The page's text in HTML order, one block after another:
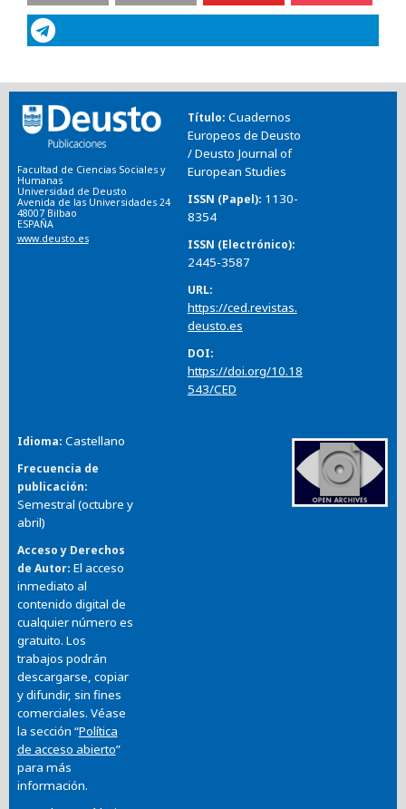
Facultad de Ciencias Sociales y
Humanas
Universidad de Deusto
Avenida de las Universidades 24
48007 Bilbao
ESPAÑA
www.deusto.es
Título Cuadernos
Europeos de Deusto
/ Deusto Journal of
European Studies
ISSN (Papel) 1130-
8354
ISSN (Electrónico)
2445-3587
URL
https://ced.revistas.
deusto.es
DOI
https://doi.org/10.18
543/CED
Idioma Castellano
Frecuencia de
publicación
Semestral (octubre y
abril)
Acceso y Derechos
de Autor El acceso
inmediato al
contenido digital de
cualquier número es
gratuito. Los
trabajos podrán
descargarse, copiar
y difundir, sin fines
comerciales. Véase
la sección “Política
de acceso abierto”
para más
información.